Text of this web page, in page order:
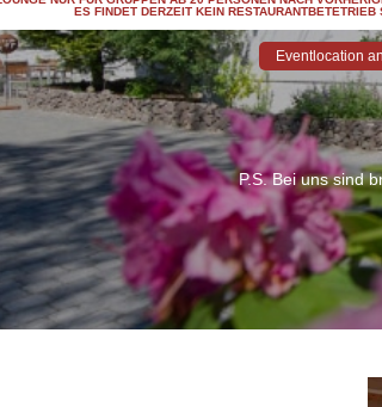
ES FINDET DERZEIT KEIN RESTAURANTBETETRIEB
Eventlocation
P.S. Bei uns sind